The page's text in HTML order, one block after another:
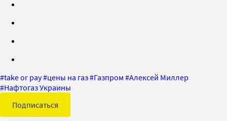
#take or pay#цены на газ#Газпром #Алексей Миллер
#Нафтогаз Украины
Подписаться